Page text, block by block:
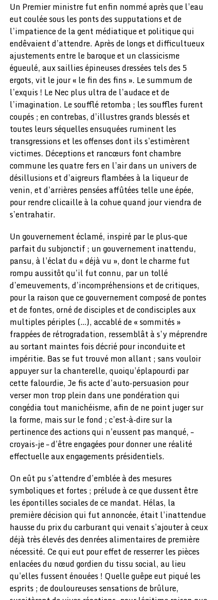
Un Premier ministre fut enfin nommé après que l’eau
eut coulée sous les ponts des supputations et de
l’impatience de la gent médiatique et politique qui
endêvaient d’attendre. Après de longs et difficultueux
ajustements entre le baroque et un classicisme
égueulé, aux saillies épineuses dressées tels des 5
ergots, vit le jour « le fin des fins ». Le summum de
l’exquis ! Le Nec plus ultra de l’audace et de
l’imagination. Le soufflé retomba ; les souffles furent
coupés ; en contrebas, d’illustres grands blessés et
toutes leurs séquelles ensuquées ruminent les
transgressions et les offenses dont ils s’estimèrent
victimes. Déceptions et rancœurs font chambre
commune les quatre fers en l’air dans un univers de
désillusions et d’aigreurs flambées à la liqueur de
venin, et d’arrières pensées affûtées telle une épée,
pour rendre clicaille à la cohue quand jour viendra de
s’entrahatir.
Un gouvernement éclamé, inspiré par le plus-que
parfait du subjonctif ; un gouvernement inattendu,
pansu, à l’éclat du « déjà vu », dont le charme fut
rompu aussitôt qu’il fut connu, par un tollé
d’emeuvements, d’incompréhensions et de critiques,
pour la raison que ce gouvernement composé de pontes
et de fontes, orné de disciples et de condisciples aux
multiples périples (…), accablé de « sommités »
frappées de rétrogradation, ressemblât à s’y méprendre
au sortant maintes fois décrié pour inconduite et
impéritie. Bas se fut trouvé mon allant ; sans vouloir
appuyer sur la chanterelle, quoiqu’éplapourdi par
cette falourdie, Je fis acte d’auto-persuasion pour
verser mon trop plein dans une pondération qui
congédia tout manichéisme, afin de ne point juger sur
la forme, mais sur le fond ; c’est-à-dire sur la
pertinence des actions qui n’eussent pas manqué, –
croyais-je – d’être engagées pour donner une réalité
effectuelle aux engagements présidentiels.
On eût pu s’attendre d’emblée à des mesures
symboliques et fortes ; prélude à ce que dussent être
les épontilles sociales de ce mandat. Hélas, la
première décision qui fut annoncée, était l’inattendue
hausse du prix du carburant qui venait s’ajouter à ceux
déjà très élevés des denrées alimentaires de première
nécessité. Ce qui eut pour effet de resserrer les pièces
enlacées du nœud gordien du tissu social, au lieu
qu’elles fussent énouées ! Quelle guêpe eut piqué les
esprits ; de douloureuses sensations de brûlure,